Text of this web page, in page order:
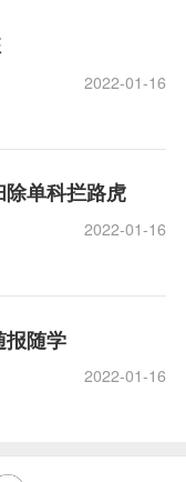
2022-01-16
单科拦路虎
2022-01-16
报随学
2022-01-16